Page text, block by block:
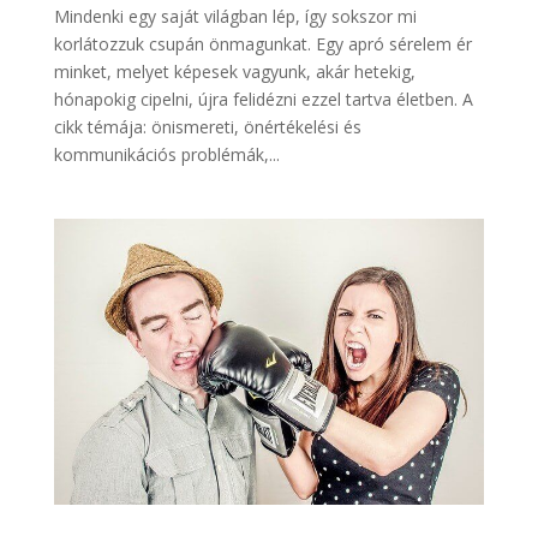
Mindenki egy saját világban lép, így sokszor mi
korlátozzuk csupán önmagunkat. Egy apró sérelem ér
minket, melyet képesek vagyunk, akár hetekig,
hónapokig cipelni, újra felidézni ezzel tartva életben. A
cikk témája: önismereti, önértékelési és
kommunikációs problémák,...